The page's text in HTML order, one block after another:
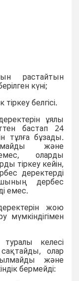
растайтын
күні;
белгісі.
ұялы
бастап 24
тұлға бұзады.
және
оларды
тіркеу кейін,
деректерді
дербес
емес.
жою
мүмкіндігімен
келесі
олар
және
бермейді: